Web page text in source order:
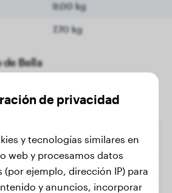
9.00 kg
7.70 kg
Bella
de privacidad
y tecnologías similares en
web y procesamos datos
(por ejemplo, dirección IP) para
y anuncios, incorporar